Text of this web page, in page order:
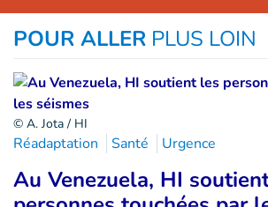
POUR ALLER PLUS LOIN
© A. Jota / HI
Réadaptation Santé Urgence
Au Venezuela, HI